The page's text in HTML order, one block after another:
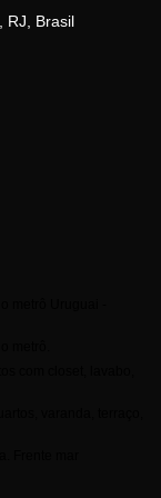
RJ
Brasil